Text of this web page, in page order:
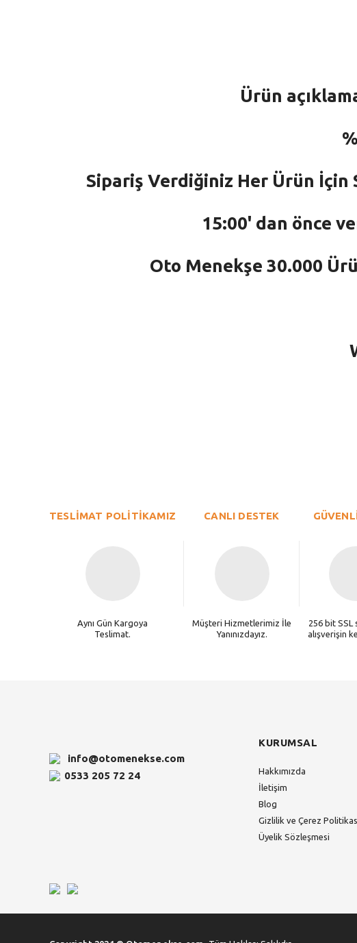
Ürün
Sipariş Verdiğiniz Her Ürün İçin
15:00' dan önce
Oto Menekşe 30.000
Ürün açıklamasında eksik bilgiler bulunuyor.
TESLİMAT POLİTİKAMIZ
Aynı Gün Kargoya
Teslimat.
CANLI DESTEK
Müşteri Hizmetlerimiz İle
Yanınızdayız.
256 bit SSL
alışverişin
info@otomenekse.com
0533 205 72 24
KURUMSAL
Hakkımızda
İletişim
Blog
Gizlilik ve Çerez
Üyelik Sözleşmesi